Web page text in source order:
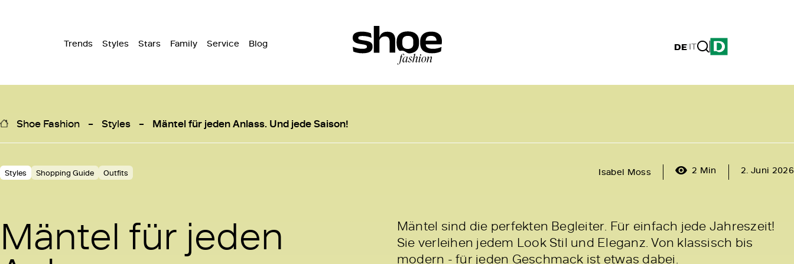
Trends Styles Stars Family Service Blog DE|IT
Shoe Fashion Styles Mäntel für jeden Anlass. Und jede Saison!
Styles Shopping Guide Outfits Isabel Moss 2 Min 2. Juni 2026
Mäntel für jeden
Mäntel sind die perfekten Begleiter. Für einfach jede Jahreszeit!
Sie verleihen jedem Look Stil und Eleganz. Von klassisch bis
modern - für jeden Geschmack ist etwas dabei.